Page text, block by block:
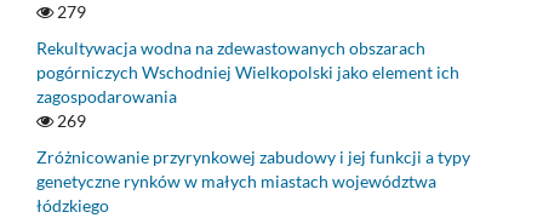
279
Rekultywacja wodna na zdewastowanych obszarach
pogórniczych Wschodniej Wielkopolski jako element ich
zagospodarowania
269
Zróżnicowanie przyrynkowej zabudowy i jej funkcji a typy
genetyczne rynków w małych miastach województwa
łódzkiego